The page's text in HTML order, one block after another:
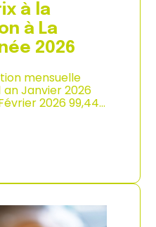
à la
à La
2026
mensuelle
an Janvier 2026
2026 99,44…